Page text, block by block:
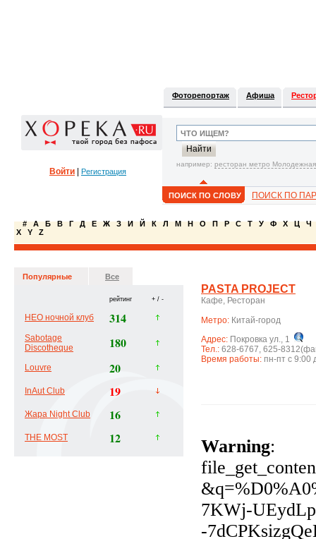
Войти Регистрация
Фоторепортаж Афиша
например: ресторан метро Молодежная
ПОИСК ПО СЛОВУ ПОИСК ПО
# А Б В Г Д Е Ж З И Й К Л М Н О П Р С Т У Ф Х Ц Ч
X
Y Z
Популярные Все
рейтинг + / -
НЕО ночной клуб 314
Sabotage
Discotheque
180
Louvre 20
InAut Club 19
Жара Night Club 16
THE MOST 12
PASTA PROJECT
Кафе, Ресторан
Метро: Китай-город
Адрес: Покровка ул., 1
Тел.: 628-6767, 625-
Время работы: пн-пт с 9:00